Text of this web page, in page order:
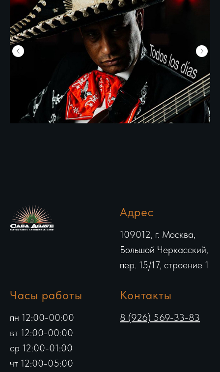
Адрес
109012, г. Москва,
Большой Черкасский,
пер. 15/17, строение 1
Часы работы
пн 12:00-00:00
вт 12:00-00:00
ср 12:00-01:00
чт 12:00-05:00
Контакты
8 (926) 569-33-83